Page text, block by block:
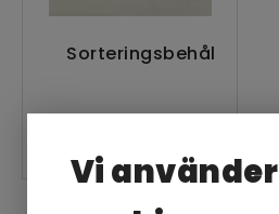
Vi använder
Sorteringsbehållare